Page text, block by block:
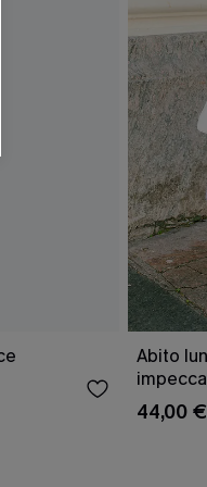
Abito
44,00 €
e-mail di marketing (compresi
i nostri Termini e condizioni.
come i pixel presenti
valutare il livello di
che potrebbero interessarti, il
. Puoi annullare l'iscrizione in